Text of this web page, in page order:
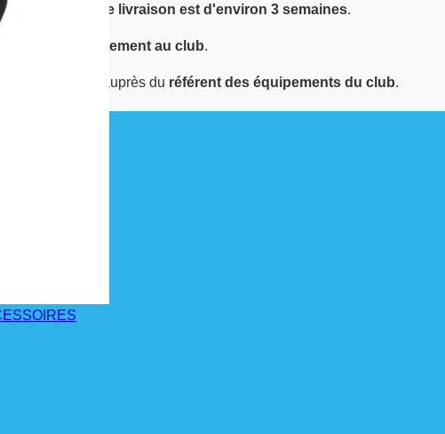
le délai de livraison est d'environ 3 semaines.
effectuée directement au club.
est à récupérer auprès du référent des équipements du club.